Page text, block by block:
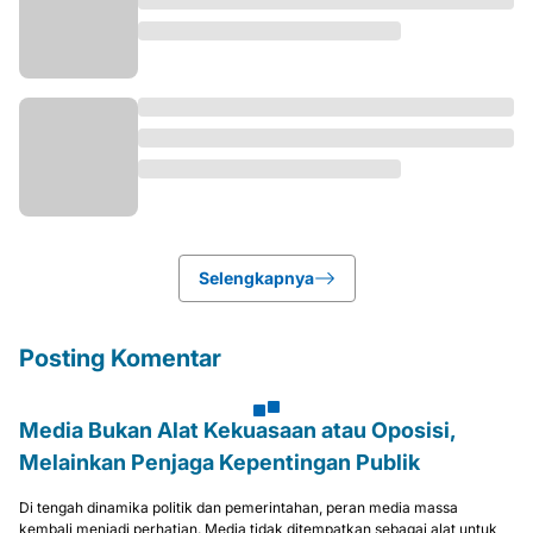
Selengkapnya
Posting Komentar
Media Bukan Alat Kekuasaan atau Oposisi,
Melainkan Penjaga Kepentingan Publik
Di tengah dinamika politik dan pemerintahan, peran media massa
kembali menjadi perhatian. Media tidak ditempatkan sebagai alat untuk